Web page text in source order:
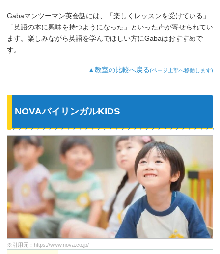
Gabaマンツーマン英会話には、「楽しくレッスンを受けている」
「英語の本に興味を持つようになった」といった声が寄せられてい
ます。楽しみながら英語を学んでほしい方にGabaはおすすめで
す。
▲教室の比較へ戻る(ページ上部へ移動します)
NOVAバイリンガルKIDS
※引用元： https://www.nova.co.jp/